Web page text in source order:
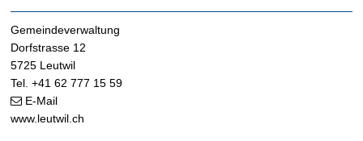
Footer
Gemeindeverwaltung
Dorfstrasse 12
5725 Leutwil
Tel. +41 62 777 15 59
E-Mail
www.leutwil.ch